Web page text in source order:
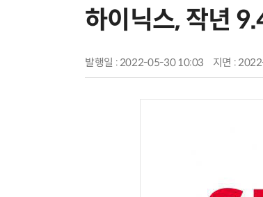
하이닉스, 작년
발행일 : 2022-05-30 10:03 지면 :